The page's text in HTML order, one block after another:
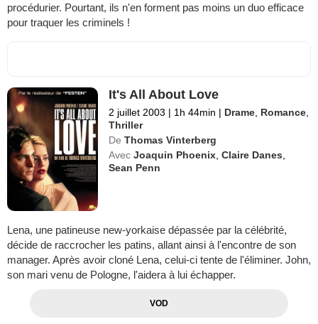
procédurier. Pourtant, ils n'en forment pas moins un duo efficace
pour traquer les criminels !
It's All About Love
2 juillet 2003 | 1h 44min | Drame Romance
Thriller
De Thomas Vinterberg
Avec Joaquin Phoenix ,Claire Danes
Sean Penn
Lena, une patineuse new-yorkaise dépassée par la célébrité,
décide de raccrocher les patins, allant ainsi à l'encontre de son
manager. Après avoir cloné Lena, celui-ci tente de l'éliminer. John,
son mari venu de Pologne, l'aidera à lui échapper.
VOD